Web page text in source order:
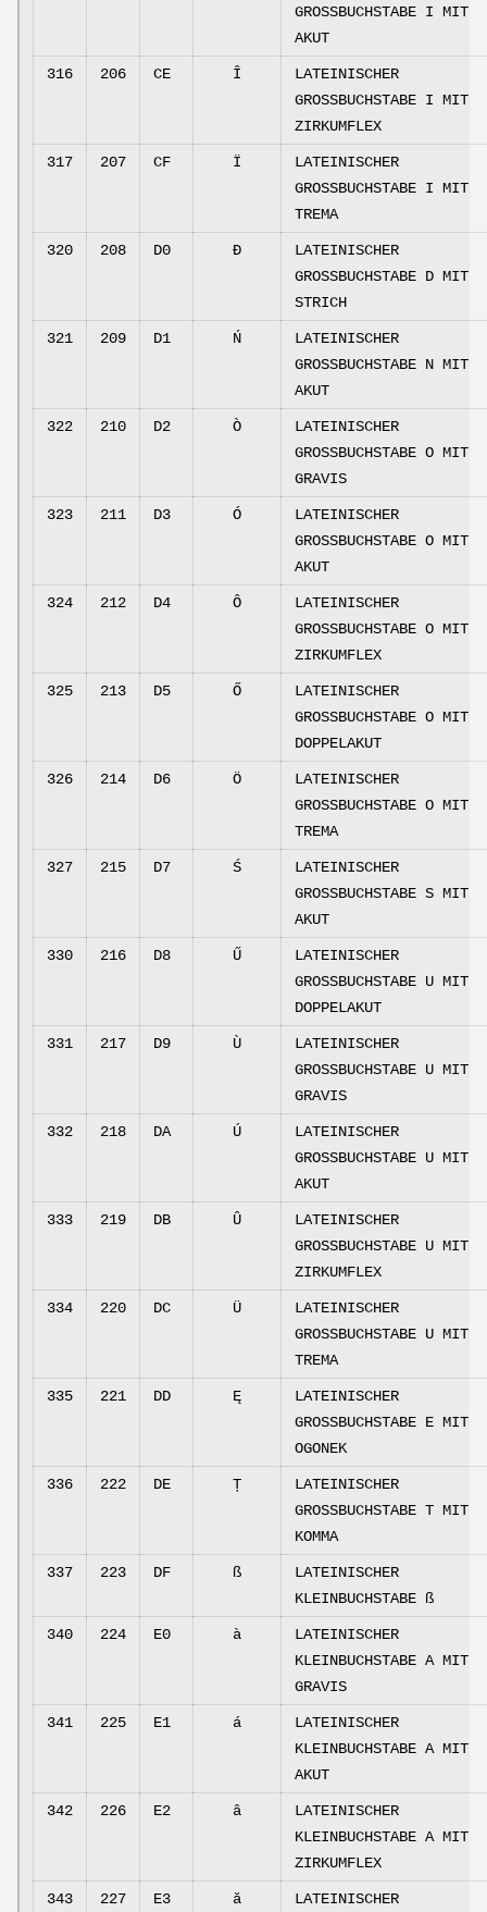
GROSSBUCHSTABE I MIT
AKUT
316 206 CE Î
LATEINISCHER
GROSSBUCHSTABE I MIT
ZIRKUMFLEX
317 207 CF Ï
LATEINISCHER
GROSSBUCHSTABE I MIT
TREMA
320 208 D0 Đ
LATEINISCHER
GROSSBUCHSTABE D MIT
STRICH
321 209 D1 Ń
LATEINISCHER
GROSSBUCHSTABE N MIT
AKUT
322 210 D2 Ò
LATEINISCHER
GROSSBUCHSTABE O MIT
GRAVIS
323 211 D3 Ó
LATEINISCHER
GROSSBUCHSTABE O MIT
AKUT
324 212 D4 Ô
LATEINISCHER
GROSSBUCHSTABE O MIT
ZIRKUMFLEX
325 213 D5 Ő
LATEINISCHER
GROSSBUCHSTABE O MIT
DOPPELAKUT
326 214 D6 Ö
LATEINISCHER
GROSSBUCHSTABE O MIT
TREMA
327 215 D7 Ś
LATEINISCHER
GROSSBUCHSTABE S MIT
AKUT
330 216 D8 Ű
LATEINISCHER
GROSSBUCHSTABE U MIT
DOPPELAKUT
331 217 D9 Ù
LATEINISCHER
GROSSBUCHSTABE U MIT
GRAVIS
332 218 DA Ú
LATEINISCHER
GROSSBUCHSTABE U MIT
AKUT
333 219 DB Û
LATEINISCHER
GROSSBUCHSTABE U MIT
ZIRKUMFLEX
334 220 DC Ü
LATEINISCHER
GROSSBUCHSTABE U MIT
TREMA
335 221 DD Ę
LATEINISCHER
GROSSBUCHSTABE E MIT
OGONEK
336 222 DE Ț
LATEINISCHER
GROSSBUCHSTABE T MIT
KOMMA
337 223 DF ß
LATEINISCHER
KLEINBUCHSTABE ß
340 224 E0 à
LATEINISCHER
KLEINBUCHSTABE A MIT
GRAVIS
341 225 E1 á
LATEINISCHER
KLEINBUCHSTABE A MIT
AKUT
342 226 E2 â
LATEINISCHER
KLEINBUCHSTABE A MIT
ZIRKUMFLEX
343 227 E3 ă LATEINISCHER